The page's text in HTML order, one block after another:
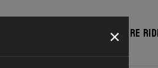
Enregistrez votre
×